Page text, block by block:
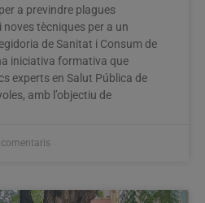
a previndre plagues
noves tècniques per a un
de Sanitat i Consum de
iniciativa formativa que
experts en Salut Pública de
amb l’objectiu de